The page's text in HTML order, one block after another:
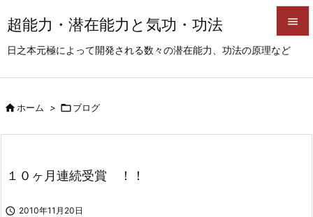
超能力・潜在能力と気功・功法
日之本元極によって開発される数々の潜在能力、功法の原理など


前へ
ホーム > ブログ
１０ヶ月連続受賞 ！！
 2010年11月20日